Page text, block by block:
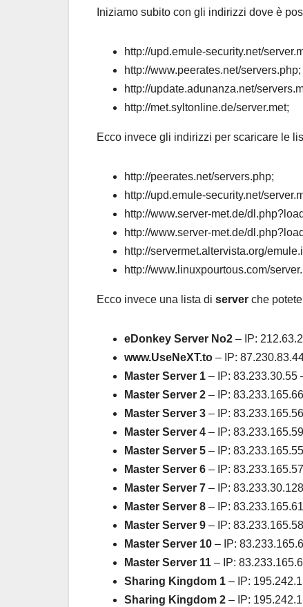
Iniziamo subito con gli indirizzi dove è
http://upd.emule-security.net/
http://www.peerates.net/servers.php;
http://update.adunanza.net/
http://met.syltonline.de/server.met;
Ecco invece gli indirizzi per scaricare le
http://peerates.net/servers.php;
http://upd.emule-security.net/
http://www.server-met.de/
http://www.server-met.de/
http://servermet.altervista.org/
http://www.linuxpourtous.com/
Ecco invece una lista di server che
eDonkey Server No2 – IP:
www.UseNeXT.to – IP:
Master Server 1 – IP: 83.233.30.55
Master Server 2 – IP:
Master Server 3 – IP:
Master Server 4 – IP:
Master Server 5 – IP:
Master Server 6 – IP:
Master Server 7 – IP:
Master Server 8 – IP:
Master Server 9 – IP:
Master Server 10 – IP:
Master Server 11 – IP:
Sharing Kingdom 1 – IP:
Sharing Kingdom 2 – IP: